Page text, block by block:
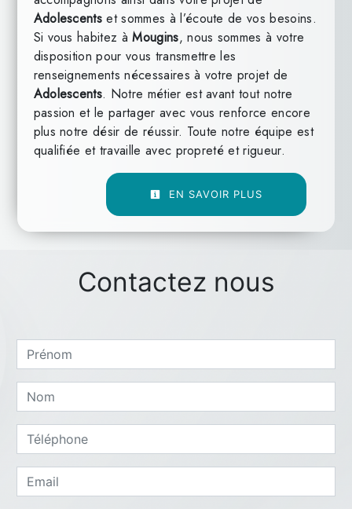
Adolescents et sommes à l’écoute de vos besoins.
Si vous habitez àMougins, nous sommes à votre
disposition pour vous transmettre les
renseignements nécessaires à votre projet de
Adolescents. Notre métier est avant tout notre
passion et le partager avec vous renforce encore
plus notre désir de réussir. Toute notre équipe est
qualifiée et travaille avec propreté et rigueur.
EN SAVOIR PLUS
Contactez nous